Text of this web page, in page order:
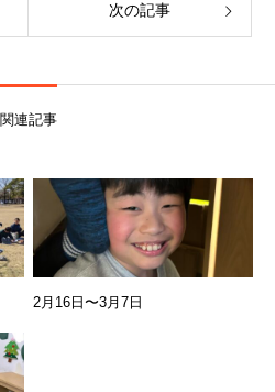
次の記事
関連記事
2月16日〜3月7日